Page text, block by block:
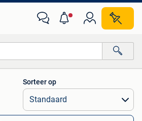
Alle afstanden…
Sorteer op